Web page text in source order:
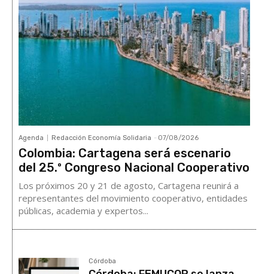
Agenda Redacción Economía Solidaria - 07/08/2026
Colombia: Cartagena será escenario
del 25.º Congreso Nacional Cooperativo
Los próximos 20 y 21 de agosto, Cartagena reunirá a
representantes del movimiento cooperativo, entidades
públicas, academia y expertos...
Córdoba